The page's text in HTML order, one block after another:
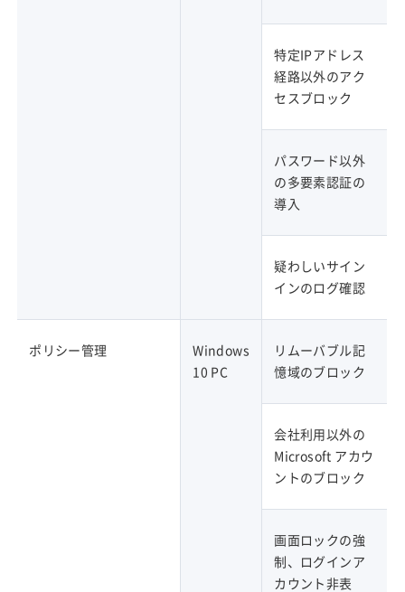
特定IPアドレス
経路以外のアク
セスブロック
パスワード以外
の多要素認証の
導入
疑わしいサイン
インのログ確認
ポリシー管理
Windows
10 PC
リムーバブル記
憶域のブロック
会社利用以外の
Microsoft アカウ
ントのブロック
画面ロックの強
制、ログインア
カウント非表